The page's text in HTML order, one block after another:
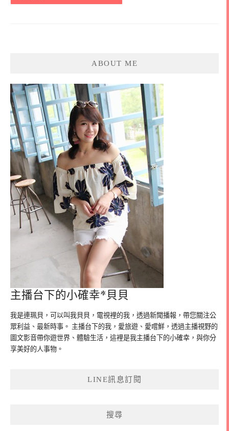
ABOUT ME
主播台下的小確幸*貝貝
我是連珮貝，可以叫我貝貝，電視裡的我，透過新聞播報，帶您關注公
眾利益、最新時事。 主播台下的我，愛旅遊、愛嚐鮮，透過主播視野的
圖文影音帶你遊世界、體驗生活，這裡是我主播台下的小確幸，與你分
享美好的人事物。
LINE訊息訂閱
搜尋